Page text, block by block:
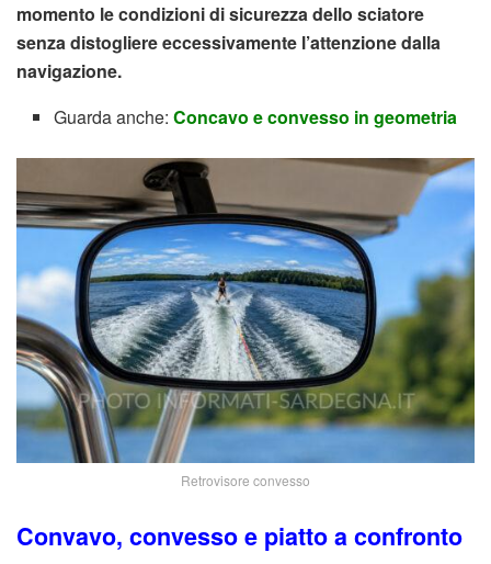
momento le condizioni di sicurezza dello sciatore
senza distogliere eccessivamente l’attenzione dalla
navigazione.
Guarda anche:Concavo e convesso in geometria
Retrovisore convesso
Convavo, convesso e piatto a confronto